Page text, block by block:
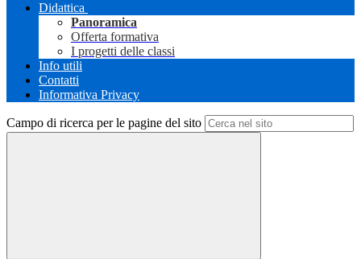
Didattica
Panoramica
Offerta formativa
I progetti delle classi
Info utili
Contatti
Informativa Privacy
Campo di ricerca per le pagine del sito